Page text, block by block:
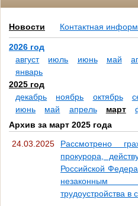
Новости Контактная
2026 год
август
июль июнь май
январь
2025 год
декабрь
ноябрь октябрь
июнь
май апрель март
Архив за март 2025 года
24.03.2025
Рассмотрено
прокурора,
Российской
незаконным
трудоустройства в